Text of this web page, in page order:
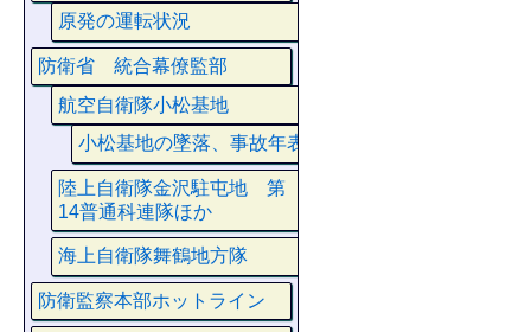
原発の運転状況
防衛省 統合幕僚監部
航空自衛隊小松基地
小松基地の墜落、事故年表
陸上自衛隊金沢駐屯地 第
14普通科連隊ほか
海上自衛隊舞鶴地方隊
防衛監察本部ホットライン